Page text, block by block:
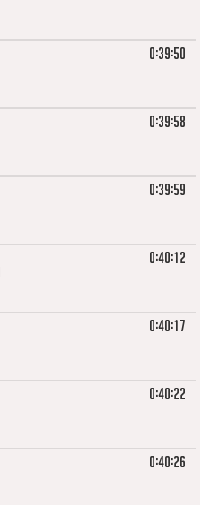
0:39:50
0:39:58
0:39:59
0:40:12
0:40:17
0:40:22
0:40:26